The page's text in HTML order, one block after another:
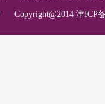
Copyright@2014 津ICP